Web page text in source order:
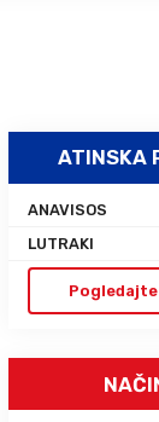
ATINSKA
ANAVISOS
LUTRAKI